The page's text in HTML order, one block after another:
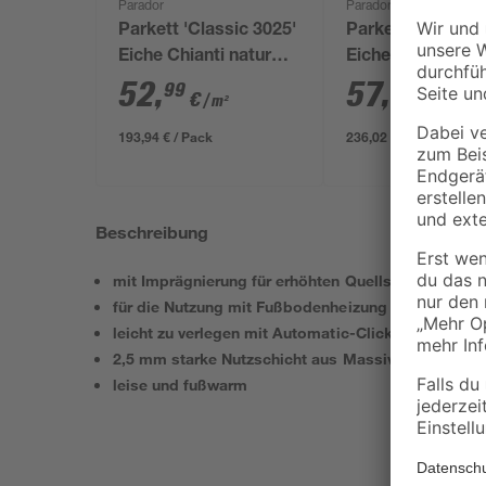
Parador
Parkett 'Classic 3025'
Eiche Chianti natur
lackversiegelt matt
hellbraun 13 mm
52,99 €/ m²
193,94 € / Pack
Parador
Parkett 'Basic
Eiche Chianti
gebürstet
11,5 mm
57, €/ m²
236,02 € / Pack
Beschreibung
mit Imprägnierung für erhöhten Quellschutz
für die Nutzung mit Fußbodenheizung geeignet
leicht zu verlegen mit Automatic-Click System
2,5 mm starke Nutzschicht aus Massivholz
leise und fußwarm